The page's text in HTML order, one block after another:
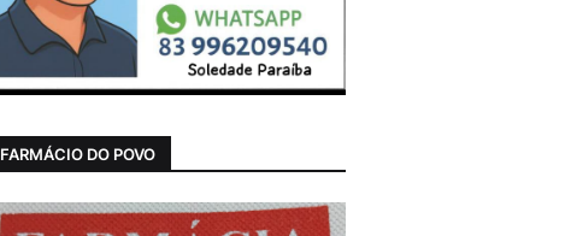
FARMÁCIO DO POVO